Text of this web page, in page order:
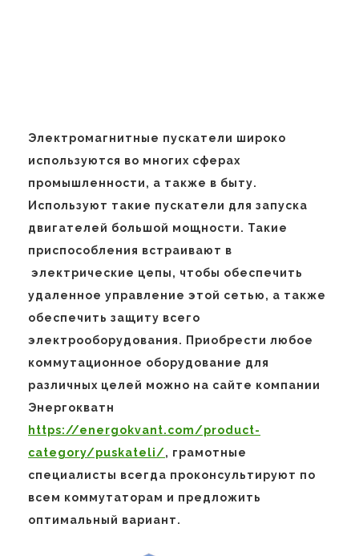
Электромагнитные пускатели широко
используются во многих сферах
промышленности, а также в быту.
Используют такие пускатели для запуска
двигателей большой мощности. Такие
приспособления встраивают в
электрические цепы, чтобы обеспечить
удаленное управление этой сетью, а также
обеспечить защиту всего
электрооборудования. Приобрести любое
коммутационное оборудование для
различных целей можно на сайте компании
Энергокватн
https://energokvant.com/product-
category/puskateli/, грамотные
специалисты всегда проконсультируют по
всем коммутаторам и предложить
оптимальный вариант.